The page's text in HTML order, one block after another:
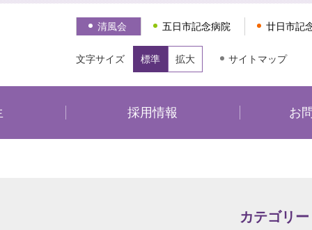
清風会 五日市記念病院 廿日市記
文字サイズ 標準 拡大 サイトマップ
採用情報 お
カテゴリー